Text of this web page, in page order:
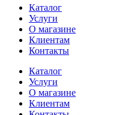
Каталог
Услуги
О магазине
Клиентам
Контакты
Каталог
Услуги
О магазине
Клиентам